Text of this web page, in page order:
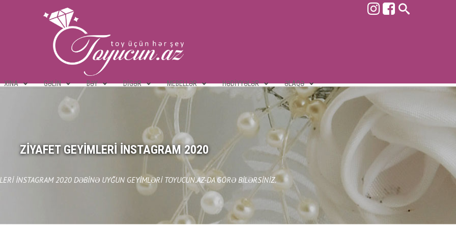
XINA GƏLIN BƏY DIGƏR MEBELLƏR HƏDIYYƏLƏR ƏLAQƏ
ZIYAFET GEYIMLERI INSTAGRAM 2020
INSTAGRAM 2020 DƏBINƏ UYĞUN GEYIMLƏRI TOYUCUN.AZ-DA GÖRƏ BILƏRSINIZ.